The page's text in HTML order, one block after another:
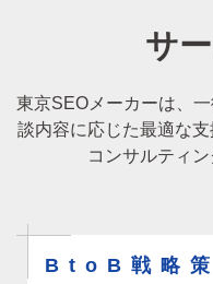
サ
東京SEOメーカーは、
談内容に応じた最適な支
コンサルティ
BtoB戦略策